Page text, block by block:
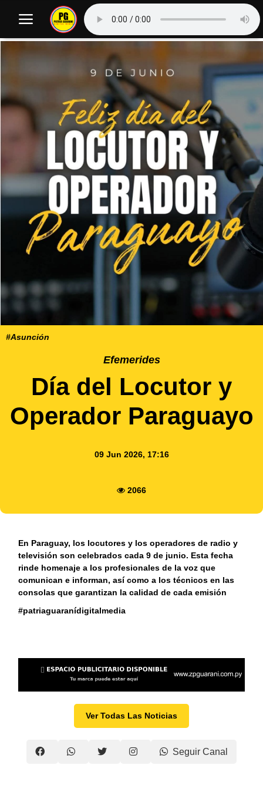
#Asunción
Efemerides
Día del Locutor y
Operador Paraguayo
09 Jun 2026, 17:16
2066
En Paraguay, los locutores y los operadores de radio y
televisión son celebrados cada 9 de junio. Esta fecha
rinde homenaje a los profesionales de la voz que
comunican e informan, así como a los técnicos en las
consolas que garantizan la calidad de cada emisión
#patriaguaranídigitalmedia
Ver Todas Las Noticias
Seguir Canal